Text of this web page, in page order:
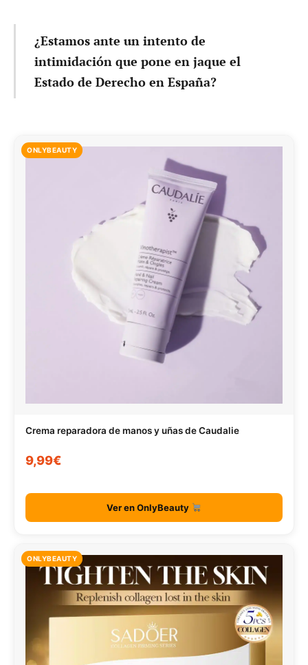
¿Estamos ante un intento de
intimidación que pone en jaque el
Estado de Derecho en España?
ONLYBEAUTY
Crema reparadora de manos y uñas de Caudalie
9,99€
Ver en OnlyBeauty
ONLYBEAUTY